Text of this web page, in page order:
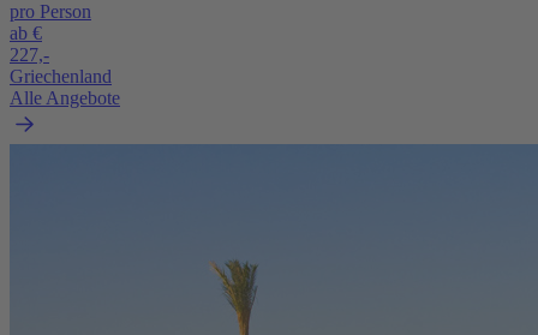
pro Person
ab €
227,-
Griechenland
Alle Angebote